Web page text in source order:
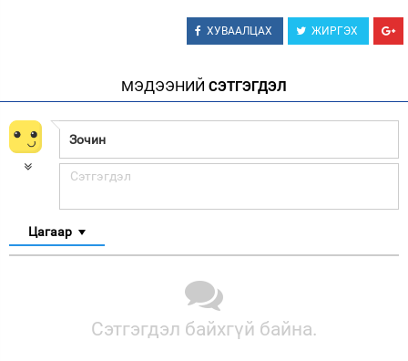
ХУВААЛЦАХ ЖИРГЭХ
МЭДЭЭНИЙ СЭТГЭГДЭЛ
Цагаар
Сэтгэгдэл байхгүй байна.